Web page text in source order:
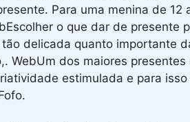
Para uma menina de 12
o que dar de presente
delicada quanto importante
WebUm dos maiores
estimulada e para